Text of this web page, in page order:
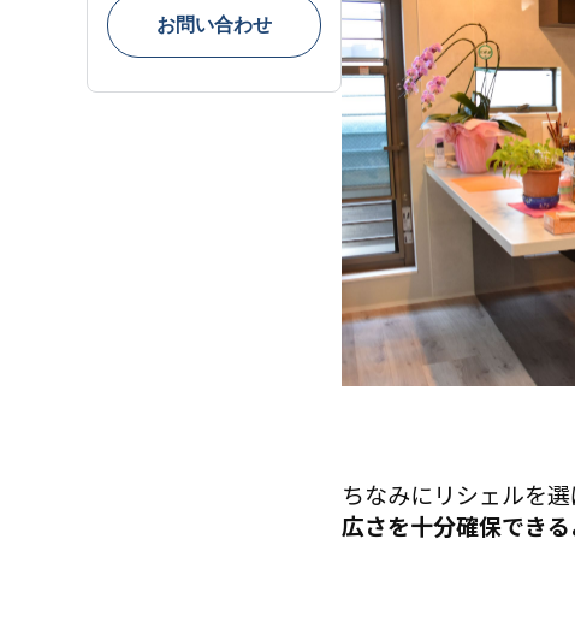
ちなみにリシェルを
広さを十分確保でき
お問い合わせ